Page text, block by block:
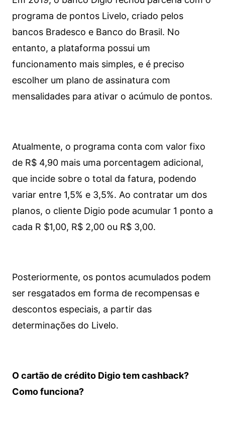
programa de pontos Livelo, criado pelos
bancos Bradesco e Banco do Brasil. No
entanto, a plataforma possui um
funcionamento mais simples, e é preciso
escolher um plano de assinatura com
mensalidades para ativar o acúmulo de pontos.
Atualmente, o programa conta com valor fixo
de R$ 4,90 mais uma porcentagem adicional,
que incide sobre o total da fatura, podendo
variar entre 1,5% e 3,5%. Ao contratar um dos
planos, o cliente Digio pode acumular 1 ponto a
cada R $1,00, R$ 2,00 ou R$ 3,00.
Posteriormente, os pontos acumulados podem
ser resgatados em forma de recompensas e
descontos especiais, a partir das
determinações do Livelo.
O cartão de crédito Digio tem cashback?
Como funciona?